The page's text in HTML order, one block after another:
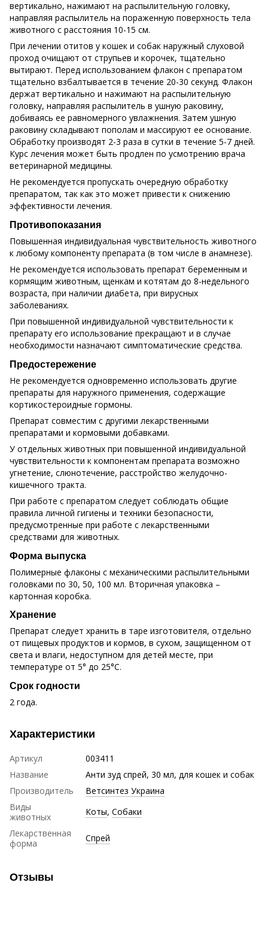
вертикально, нажимают на распылительную головку,
направляя распылитель на пораженную поверхность тела
животного с расстояния 10-15 см.
При лечении отитов у кошек и собак наружный слуховой
проход очищают от струпьев и корочек, тщательно
вытирают. Перед использованием флакон с препаратом
тщательно взбалтывается в течение 20-30 секунд. Флакон
держат вертикально и нажимают на распылительную
головку, направляя распылитель в ушную раковину,
добиваясь ее равномерного увлажнения. Затем ушную
раковину складывают пополам и массируют ее основание.
Обработку производят 2-3 раза в сутки в течение 5-7 дней.
Курс лечения может быть продлен по усмотрению врача
ветеринарной медицины.
Не рекомендуется пропускать очередную обработку
препаратом, так как это может привести к снижению
эффективности лечения.
Противопоказания
Повышенная индивидуальная чувствительность животного
к любому компоненту препарата (в том числе в анамнезе).
Не рекомендуется использовать препарат беременным и
кормящим животным, щенкам и котятам до 8-недельного
возраста, при наличии диабета, при вирусных
заболеваниях.
При повышенной индивидуальной чувствительности к
препарату его использование прекращают и в случае
необходимости назначают симптоматические средства.
Предостережение
Не рекомендуется одновременно использовать другие
препараты для наружного применения, содержащие
кортикостероидные гормоны.
Препарат совместим с другими лекарственными
препаратами и кормовыми добавками.
У отдельных животных при повышенной индивидуальной
чувствительности к компонентам препарата возможно
угнетение, слюнотечение, расстройство желудочно-
кишечного тракта.
При работе с препаратом следует соблюдать общие
правила личной гигиены и техники безопасности,
предусмотренные при работе с лекарственными
средствами для животных.
Форма выпуска
Полимерные флаконы с механическими распылительными
головками по 30, 50, 100 мл. Вторичная упаковка –
картонная коробка.
Хранение
Препарат следует хранить в таре изготовителя, отдельно
от пищевых продуктов и кормов, в сухом, защищенном от
света и влаги, недоступном для детей месте, при
температуре от 5° до 25°C.
Срок годности
2 года.
Характеристики
Артикул
003411
Название
Анти зуд спрей, 30 мл, для кошек и собак
Производитель
Ветсинтез Украина
Виды
животных
Коты, Собаки
Лекарственная
форма
Спрей
Отзывы